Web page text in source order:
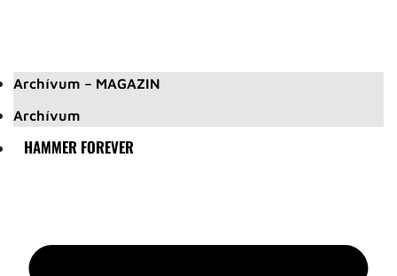
Archívum – MAGAZIN
Archívum
HAMMER FOREVER